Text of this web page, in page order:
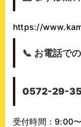
https://
📞 お電話で
0572-29-
受付時間：9:00